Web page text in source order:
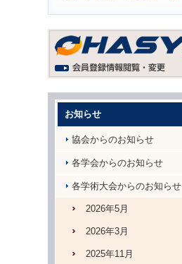
お知らせ
協会からのお知らせ
各学会からのお知らせ
各学術大会からのお知らせ
2026年5月
2026年3月
2025年11月